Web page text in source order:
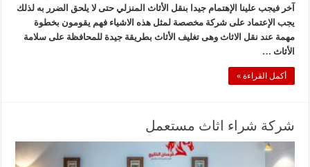
آخر فيجب علينا الإهتمام جيدا بنقل الأثاث المنزلي حتى لا يلحق الضرر به لذلك
يجب الإعتماد على شركة مخصصة لمثل هذه الاشياء فهم يقومون بخطوة
مهمة عند نقل الاثاث وهى تغليف الأثاث بطريقة جيدة للمحافظة على سلامة
الأثاث …
أكمل القراءة »
شركة شراء اثاث مستعمل